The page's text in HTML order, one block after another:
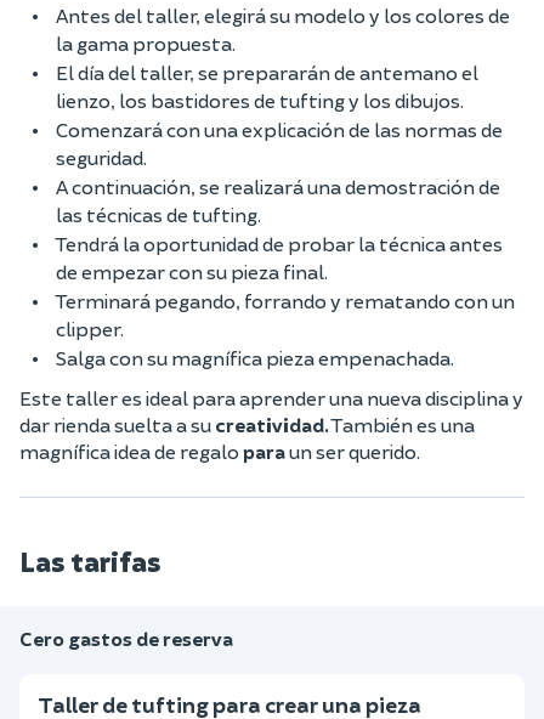
Antes del taller, elegirá su modelo y los colores de
la gama propuesta.
El día del taller, se prepararán de antemano el
lienzo, los bastidores de tufting y los dibujos.
Comenzará con una explicación de las normas de
seguridad.
A continuación, se realizará una demostración de
las técnicas de tufting.
Tendrá la oportunidad de probar la técnica antes
de empezar con su pieza final.
Terminará pegando, forrando y rematando con un
clipper.
Salga con su magnífica pieza empenachada.
Este taller es ideal para aprender una nueva disciplina y
dar rienda suelta a su creatividad.También es una
magnífica idea de regalo paraun ser querido.
Las tarifas
Cero gastos de reserva
Taller de tufting para crear una pieza